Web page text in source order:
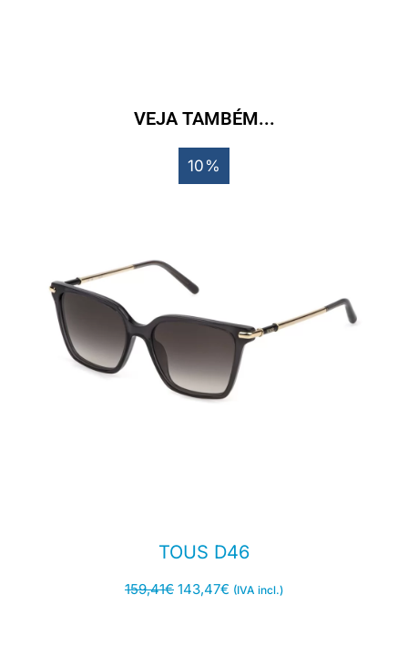
VEJA TAMBÉM...
10%
TOUS D46
159,41€ 143,47€ (IVA incl.)